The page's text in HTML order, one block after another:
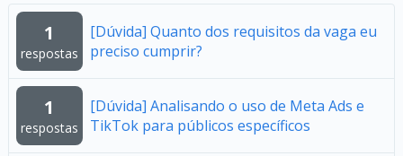
1
respostas
[Dúvida] Quanto dos requisitos da vaga eu
preciso cumprir?
1
respostas
[Dúvida] Analisando o uso de Meta Ads e
TikTok para públicos específicos